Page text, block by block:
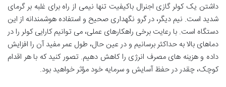
داشتن یک کولر گازی اجنرال باکیفیت تنها نیمی از راه برای غلبه بر گرمای
شدید است. نیم دیگر، در گرو نگهداری صحیح و استفاده هوشمندانه از این
دستگاه است. با رعایت برخی راهکارهای عملی، می توانیم کارایی کولر را در
دماهای بالا به حداکثر برسانیم و در عین حال، طول عمر مفید آن را افزایش
داده و هزینه های مصرف انرژی را کاهش دهیم. تصور کنید که با هر اقدام
کوچک، چقدر در حفظ آسایش و سرمایه خود مؤثر خواهید بود.